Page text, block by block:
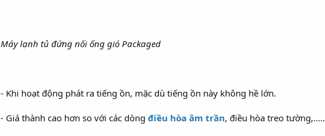
Máy lạnh tủ đứng nối ống gió Packaged
- Khi hoạt động phát ra tiếng ồn, mặc dù tiếng ồn này không hề lớn.
- Giá thành cao hơn so với các dòng điều hòa âm trần, điều hòa treo tường,.....